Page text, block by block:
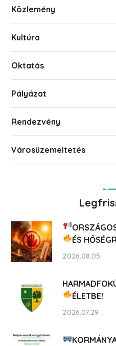
Közlemény
Kultúra
Oktatás
Pályázat
Rendezvény
Városüzemeltetés
ÉS
2026.08.05.
ÉLETBE!
2026.07.29.